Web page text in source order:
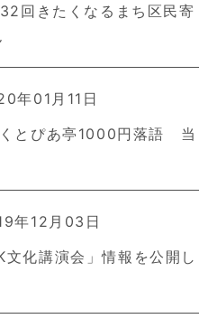
回きたくなるまち区民寄
年01月11日
とぴあ亭1000円落語 当
年12月03日
文化講演会」情報を公開し